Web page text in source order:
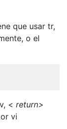
que usar tr,
o el
< return>
vi